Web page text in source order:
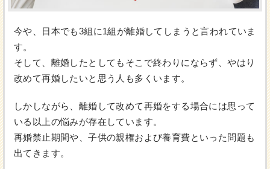
今や、日本でも3組に1組が離婚してしまうと言われていま
す。
そして、離婚したとしてもそこで終わりにならず、やはり
改めて再婚したいと思う人も多くいます。
しかしながら、離婚して改めて再婚をする場合には思って
いる以上の悩みが存在しています。
再婚禁止期間や、子供の親権および養育費といった問題も
出てきます。